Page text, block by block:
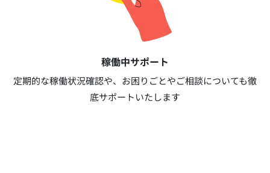
稼働中サポート​
定期的な稼働状況確認や、お困りごとやご相談についても徹
底サポートいたします​​